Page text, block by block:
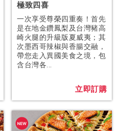
極致四喜
一次享受尊榮四重奏！首先
是在地金鑽鳳梨及台灣豬高
崎火腿的升級版夏威夷；其
次墨西哥辣椒與香腸交融，
帶您走入異國美食之境，包
含台灣各...
立即訂購